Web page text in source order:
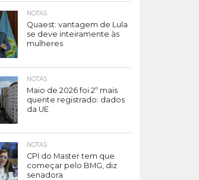
NOTAS
Quaest: vantagem de Lula
se deve inteiramente às
mulheres
NOTAS
Maio de 2026 foi 2º mais
quente registrado: dados
da UE
NOTAS
CPI do Master tem que
começar pelo BMG, diz
senadora